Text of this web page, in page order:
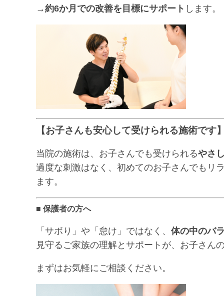
→約6か月での改善を目標にサポート します。
【お子さんも安心して受けられる施術です
当院の施術は、お子さんでも受けられるやさ
過度な刺激はなく、初めてのお子さんでもリ
ます。
■ 保護者の方へ
「サボり」や「怠け」ではなく、 体の中のバ
見守るご家族の理解とサポートが、お子さん
まずはお気軽にご相談ください。